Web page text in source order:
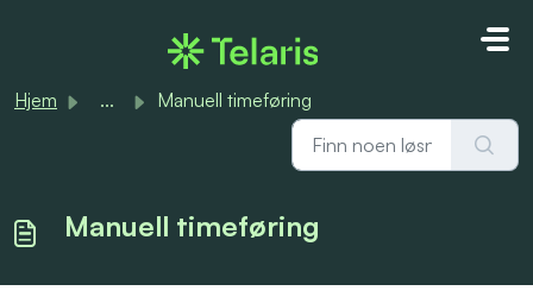
Hjem ... Manuell timeføring
Manuell timeføring